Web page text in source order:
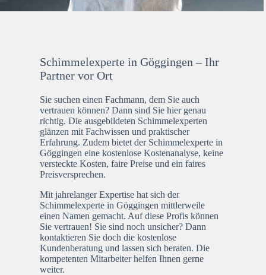
Schimmelexperte in Göggingen – Ihr
Partner vor Ort
Sie suchen einen Fachmann, dem Sie auch
vertrauen können? Dann sind Sie hier genau
richtig. Die ausgebildeten Schimmelexperten
glänzen mit Fachwissen und praktischer
Erfahrung. Zudem bietet der Schimmelexperte in
Göggingen eine kostenlose Kostenanalyse, keine
versteckte Kosten, faire Preise und ein faires
Preisversprechen.
Mit jahrelanger Expertise hat sich der
Schimmelexperte in Göggingen mittlerweile
einen Namen gemacht. Auf diese Profis können
Sie vertrauen! Sie sind noch unsicher? Dann
kontaktieren Sie doch die kostenlose
Kundenberatung und lassen sich beraten. Die
kompetenten Mitarbeiter helfen Ihnen gerne
weiter.